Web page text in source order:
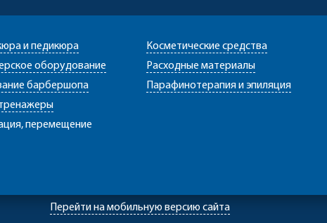
и педикюра
оборудование
барбершопа
перемещение
Косметические средства
Расходные материалы
Парафинотерапия и эпиляция
Перейти на мобильную версию сайта